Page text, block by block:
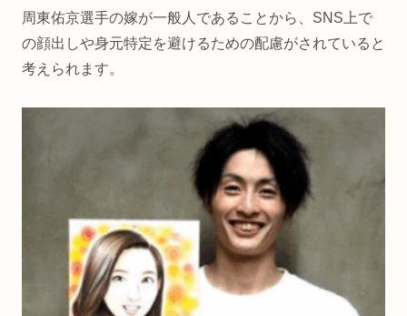
周東佑京選手の嫁が一般人であることから、SNS上で
の顔出しや身元特定を避けるための配慮がされていると
考えられます。